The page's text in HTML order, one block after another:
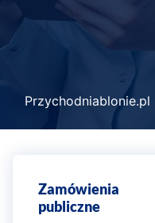
Przychodniablonie.pl
takżeZamówienia
publiczne